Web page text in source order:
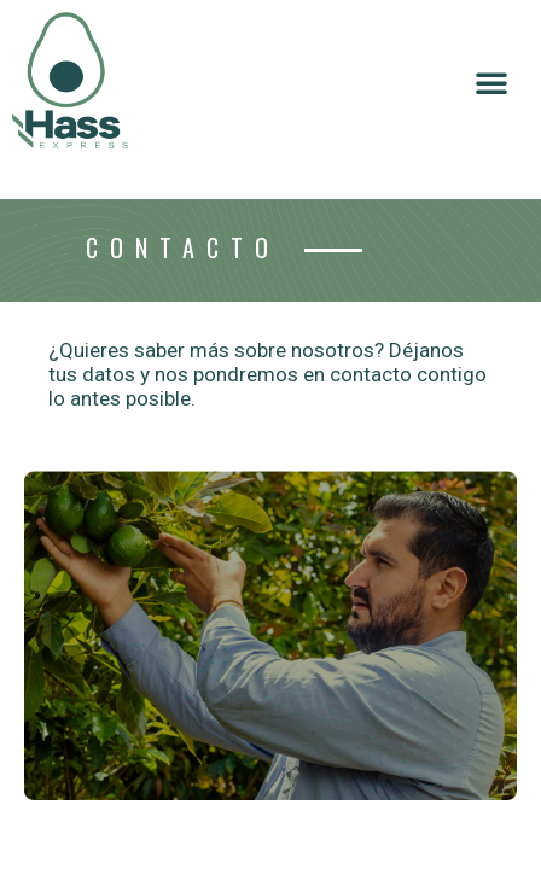
CONTACTO
¿Quieres saber más sobre nosotros? Déjanos
tus datos y nos pondremos en contacto contigo
lo antes posible.